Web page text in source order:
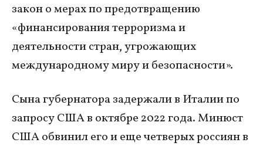
закон о мерах по предотвращению
«финансирования терроризма и
деятельности стран, угрожающих
международному миру и безопасности».
Сына губернатора задержали в Италии по
запросу США в октябре 2022 года. Минюст
США обвинил его и еще четверых россиян в